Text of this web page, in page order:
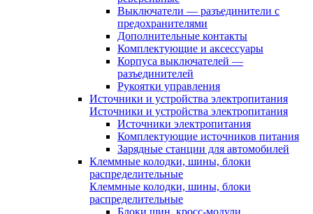
Выключатели — разъединители с
предохранителями
Дополнительные контакты
Комплектующие и аксессуары
Корпуса выключателей —
разъединителей
Рукоятки управления
Источники и устройства электропитания
Источники и устройства электропитания
Источники электропитания
Комплектующие источников питания
Зарядные станции для автомобилей
Клеммные колодки, шины, блоки
распределительные
Клеммные колодки, шины, блоки
распределительные
Блоки шин, кросс-модули